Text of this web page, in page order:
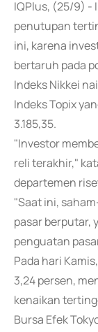
IQPlus, (25/9) -
penutupan
ini, karena
bertaruh pada
Indeks Nikkei
Indeks Topix
3.185,35.
"Investor
reli terakhir,"
departemen
"Saat ini,
pasar berputar,
penguatan
Pada hari
3,24 persen,
kenaikan
Bursa Efek